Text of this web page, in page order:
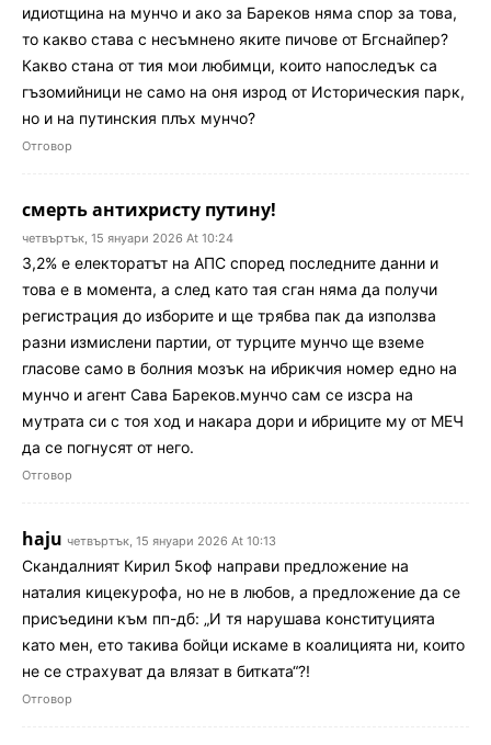
идиотщина на мунчо и ако за Бареков няма спор за това,
то какво става с несъмнено яките пичове от Бгснайпер?
Какво стана от тия мои любимци, които напоследък са
гъзомийници не само на оня изрод от Историческия парк,
но и на путинския плъх мунчо?
Отговор
смерть антихристу путину!
четвъртък, 15 януари 2026 At 10:24
3,2% е електоратът на АПС според последните данни и
това е в момента, а след като тая сган няма да получи
регистрация до изборите и ще трябва пак да използва
разни измислени партии, от турците мунчо ще вземе
гласове само в болния мозък на ибрикчия номер едно на
мунчо и агент Сава Бареков.мунчо сам се изсра на
мутрата си с тоя ход и накара дори и ибриците му от МЕЧ
да се погнусят от него.
Отговор
haju четвъртък, 15 януари 2026 At 10:13
Скандалният Кирил 5коф направи предложение на
наталия кицекурофа, но не в любов, а предложение да се
присъедини към пп-дб: „И тя нарушава конституцията
като мен, ето такива бойци искаме в коалицията ни, които
не се страхуват да влязат в битката“?!
Отговор